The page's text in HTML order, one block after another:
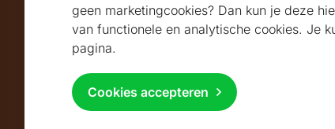
Uitstekend
beoordeeld
Volg ons
geen marketingcookies? Dan kun je deze
van functionele en analytische cookies. Je
pagina.
Cookies accepteren